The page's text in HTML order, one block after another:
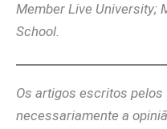
Member Live University;
School.
Os artigos escritos pelos
necessariamente a